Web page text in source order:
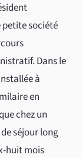
petite société
Dans le
à
en
chez un
séjour long
huit mois